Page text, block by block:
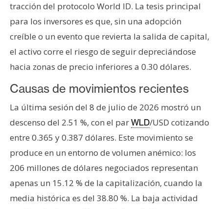
o
y
P
u
l
i
i
d
a
tracción del protocolo World ID. La tesis principal
para los inversores es que, sin una adopción
creíble o un evento que revierta la salida de capital,
el activo corre el riesgo de seguir depreciándose
hacia zonas de precio inferiores a 0.30 dólares.
Causas de movimientos recientes
La última sesión del 8 de julio de 2026 mostró un
descenso del 2.51 %, con el parWLD/USD cotizando
entre 0.365 y 0.387 dólares. Este movimiento se
produce en un entorno de volumen anémico: los
206 millones de dólares negociados representan
apenas un 15.12 % de la capitalización, cuando la
media histórica es del 38.80 %. La baja actividad